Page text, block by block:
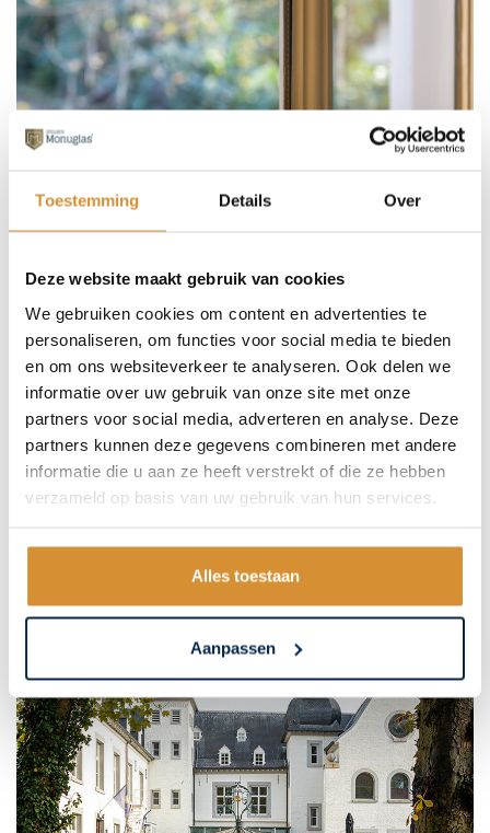
Toestemming Details Over
Deze website maakt gebruik van cookies
We gebruiken cookies om content en advertenties te
personaliseren, om functies voor social media te bieden
en om ons websiteverkeer te analyseren. Ook delen we
informatie over uw gebruik van onze site met onze
partners voor social media, adverteren en analyse. Deze
partners kunnen deze gegevens combineren met andere
informatie die u aan ze heeft verstrekt of die ze hebben
verzameld op basis van uw gebruik van hun services.
Alles toestaan
Aanpassen
Isoleren in balans: voorkom
overisolatie met Monuglas®
In een tijd van klimaatverandering, stijgende energieprijzen
en nieuwe overheidsregels, is verduurzaming van
monumentale panden belangrijker dan ooit. Maar hoe …